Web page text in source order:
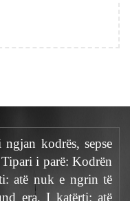
kodrës, sepse
i parë: Kodrën
atë nuk e ngrin të
era, I katërti: atë